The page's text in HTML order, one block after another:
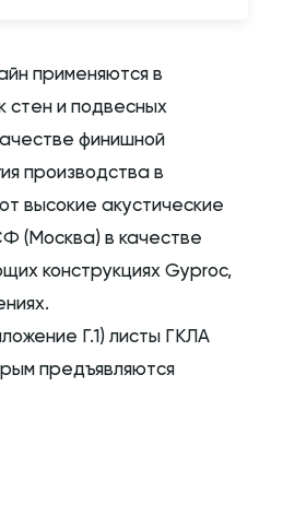
применяются в
стен и подвесных
финишной
производства в
высокие акустические
(Москва) в качестве
конструкциях Gyproc,
Г.1) листы ГКЛА
предъявляются